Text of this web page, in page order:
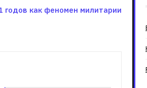
годов как феномен милитарии